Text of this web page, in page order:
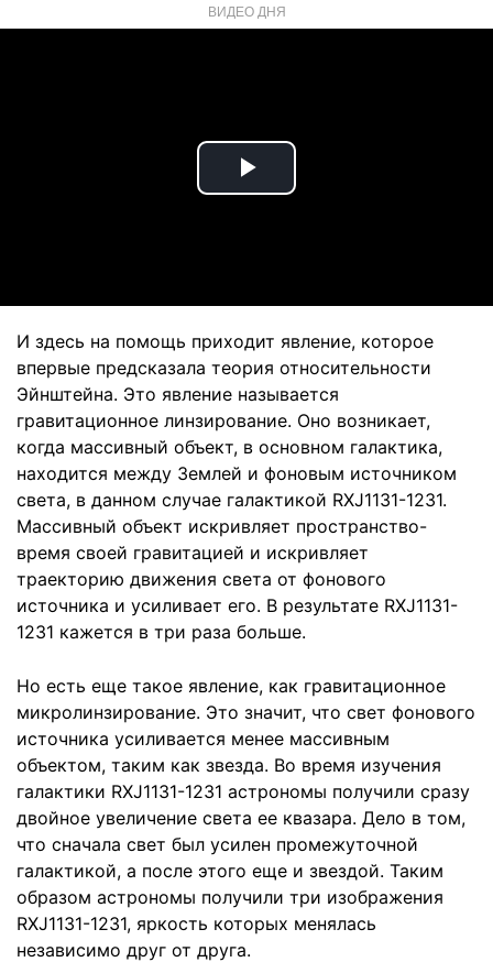
ВИДЕО ДНЯ
Play
И здесь на помощь приходит явление, которое
впервые предсказала теория относительности
Эйнштейна. Это явление называется
гравитационное линзирование. Оно возникает,
когда массивный объект, в основном галактика,
находится между Землей и фоновым источником
света, в данном случае галактикой RXJ1131-1231.
Массивный объект искривляет пространство-
время своей гравитацией и искривляет
траекторию движения света от фонового
источника и усиливает его. В результате RXJ1131-
1231 кажется в три раза больше.
Но есть еще такое явление, как гравитационное
микролинзирование. Это значит, что свет фонового
источника усиливается менее массивным
объектом, таким как звезда. Во время изучения
галактики RXJ1131-1231 астрономы получили сразу
двойное увеличение света ее квазара. Дело в том,
что сначала свет был усилен промежуточной
галактикой, а после этого еще и звездой. Таким
образом астрономы получили три изображения
RXJ1131-1231, яркость которых менялась
независимо друг от друга.